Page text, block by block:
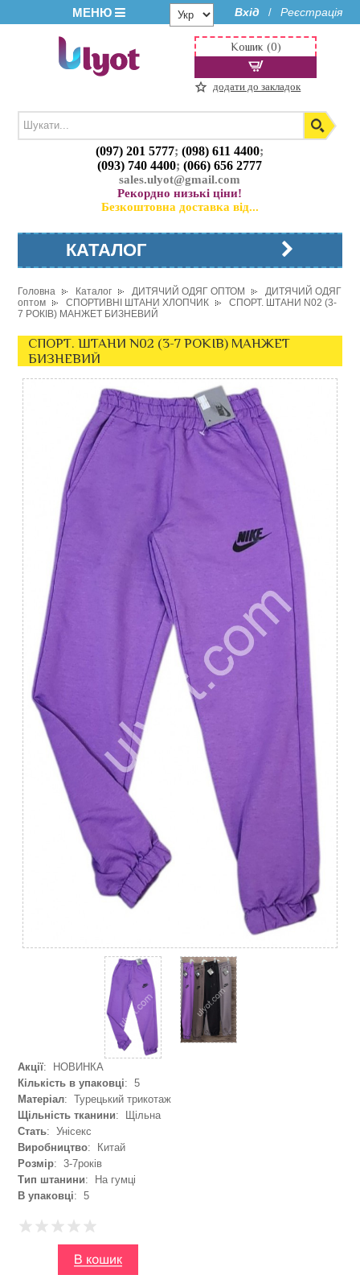
МЕНЮ Вхід / Реєстрація
(097) 201 5777;(098) 611 4400;
(093) 740 4400;(066) 656 2777
sales.ulyot@gmail.com
Рекордно низькі ціни!
Безкоштовна доставка від...
Кошик (0)
додати до закладок
КАТАЛОГ
Головна Каталог ДИТЯЧИЙ ОДЯГ ОПТОМ
ДИТЯЧИЙ ОДЯГ
оптом
СПОРТИВНІ ШТАНИ ХЛОПЧИК
СПОРТ. ШТАНИ N02 (3-
7 РОКІВ) МАНЖЕТ БИЗНЕВИЙ
СПОРТ. ШТАНИ N02 (3-7 РОКІВ) МАНЖЕТ
БИЗНЕВИЙ
Акції: НОВИНКА
Кількість в упаковці: 5
Матеріал: Турецький трикотаж
Щільність тканини: Щільна
Стать: Унісекс
Виробництво: Китай
Розмір: 3-7років
Тип штанини: На гумці
В упаковці: 5